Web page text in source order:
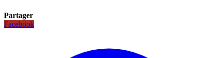
Partager
Facebook